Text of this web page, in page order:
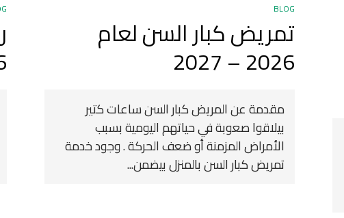
BLOG
تمريض كبار السن لعام
2026 – 2027
مقدمة عن المريض كبار السن ساعات كتير
بيلاقوا صعوبة في حياتهم اليومية بسبب
الأمراض المزمنة أو ضعف الحركة . وجود خدمة
تمريض كبار السن بالمنزل بيضمن...